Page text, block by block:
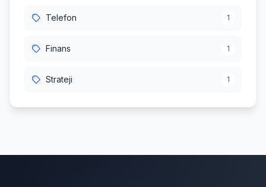
Telefon 1
Finans 1
Strateji 1